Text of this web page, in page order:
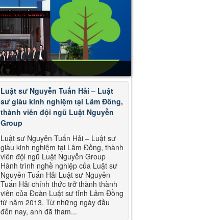
Luật sư Nguyễn Tuấn Hải – Luật
sư giàu kinh nghiệm tại Lâm Đồng,
thành viên đội ngũ Luật Nguyễn
Group
Luật sư Nguyễn Tuấn Hải – Luật sư
giàu kinh nghiệm tại Lâm Đồng, thành
viên đội ngũ Luật Nguyễn Group
Hành trình nghề nghiệp của Luật sư
Nguyễn Tuấn Hải Luật sư Nguyễn
Tuấn Hải chính thức trở thành thành
viên của Đoàn Luật sư tỉnh Lâm Đồng
từ năm 2013. Từ những ngày đầu
đến nay, anh đã tham...